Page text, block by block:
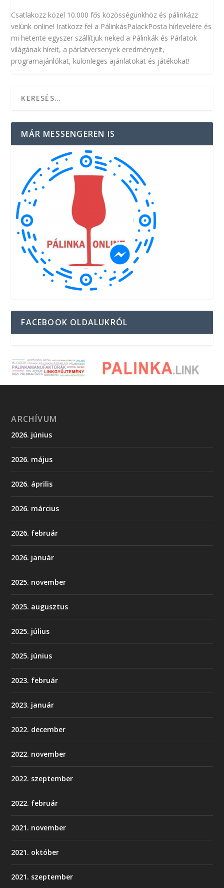
Csatlakozz közel 10.000 fős közösségünkhöz és pálinkázz
velünk online! Iratkozz fel a PálinkásPalackPosta hírlevelére és
mi hetente egyszer szállítjuk neked a Pálinkák és Párlatok
világának híreit, a párlatversenyek eredményeit,
programajánlókat, különleges ajánlatokat és játékokat!
MÁR MESSENGEREN IS
FACEBOOK OLDALUKRÓL
ARCHÍVUM
2026. június
2026. május
2026. április
2026. március
2026. február
2026. január
2025. november
2025. augusztus
2025. július
2025. június
2023. február
2023. január
2022. december
2022. november
2022. szeptember
2022. február
2021. november
2021. október
2021. szeptember